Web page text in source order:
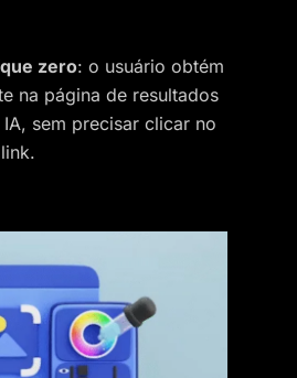
zero: o usuário obtém
na página de resultados
sem precisar clicar no
link.